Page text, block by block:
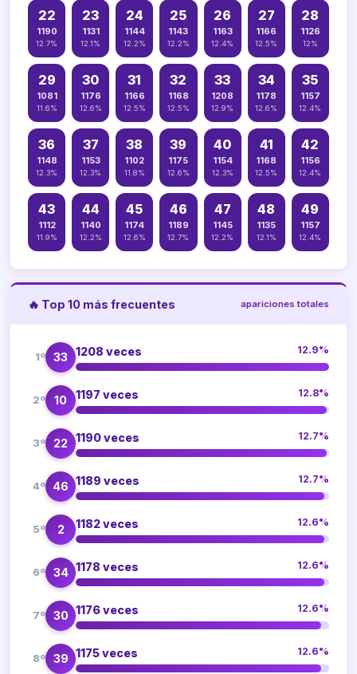
22
1190
12.7%
23
1131
12.1%
24
1144
12.2%
25
1143
12.2%
26
1163
12.4%
27
1166
12.5%
28
1126
12%
29
1081
11.6%
30
1176
12.6%
31
1166
12.5%
32
1168
12.5%
33
1208
12.9%
34
1178
12.6%
35
1157
12.4%
36
1148
12.3%
37
1153
12.3%
38
1102
11.8%
39
1175
12.6%
40
1154
12.3%
41
1168
12.5%
42
1156
12.4%
43
1112
11.9%
44
1140
12.2%
45
1174
12.6%
46
1189
12.7%
47
1145
12.2%
48
1135
12.1%
49
1157
12.4%
🔥 Top 10 más frecuentes apariciones totales
1º 33 1208 veces 12.9%
2º 10 1197 veces 12.8%
3º 22 1190 veces 12.7%
4º 46 1189 veces 12.7%
5º 2 1182 veces 12.6%
6º 34 1178 veces 12.6%
7º 30 1176 veces 12.6%
8º 39 1175 veces 12.6%